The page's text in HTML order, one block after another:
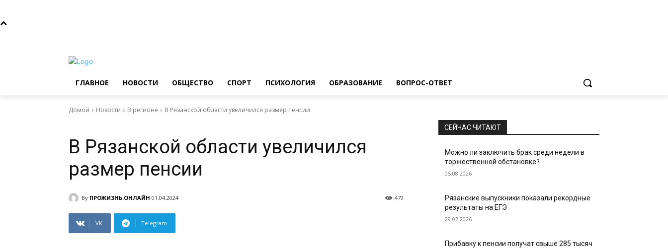
ГЛАВНОЕ НОВОСТИ ОБЩЕСТВО СПОРТ ПСИХОЛОГИЯ ОБРАЗОВАНИЕ ВОПРОС-ОТВЕТ
Домой Новости В регионе В Рязанской области увеличился размер пенсии
В Рязанской области увеличился
размер пенсии
By ПРОЖИЗНЬ.ОНЛАЙН 01.04.2024 479
VK Telegram
СЕЙЧАС ЧИТАЮТ
Можно ли заключить брак среди недели в
торжественной обстановке?
05.08.2026
Рязанские выпускники показали рекордные
результаты на ЕГЭ
29.07.2026
Прибавку к пенсии получат свыше 285 тысяч